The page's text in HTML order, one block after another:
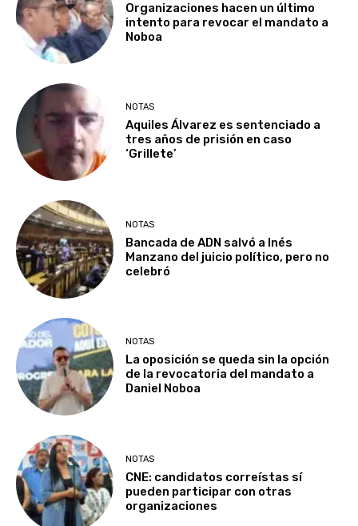
Organizaciones hacen un último
intento para revocar el mandato a
Noboa
NOTAS
Aquiles Álvarez es sentenciado a
tres años de prisión en caso
‘Grillete’
NOTAS
Bancada de ADN salvó a Inés
Manzano del juicio político, pero no
celebró
NOTAS
La oposición se queda sin la opción
de la revocatoria del mandato a
Daniel Noboa
NOTAS
CNE: candidatos correístas sí
pueden participar con otras
organizaciones